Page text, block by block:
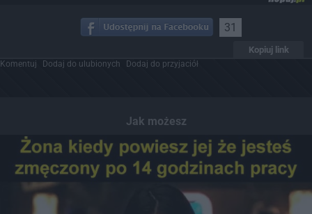
31
Kopiuj link
Komentuj Dodaj do ulubionych Dodaj do przyjaciół
Jak możesz